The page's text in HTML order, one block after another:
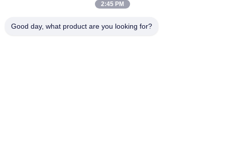
Obenliegendes Getriebe Pole, Edelstahl Röhren-Pole für
2:45 PM
Good day, what product are you looking for?